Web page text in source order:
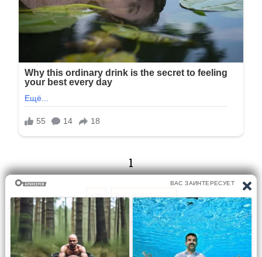
1
1/9 Следующая
Перейти на страницу: